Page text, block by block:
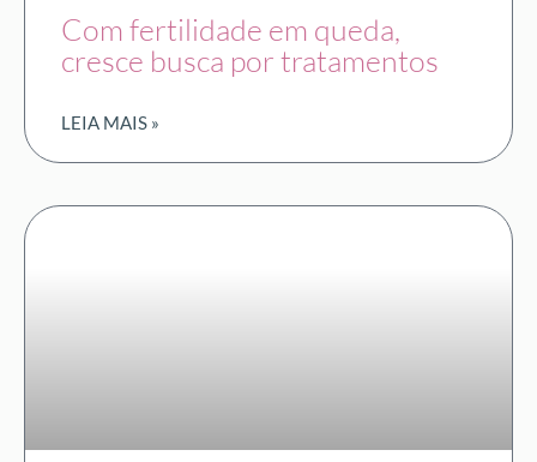
Com fertilidade em queda,
cresce busca por tratamentos
LEIA MAIS »